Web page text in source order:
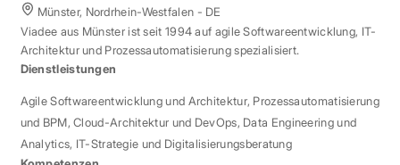
Münster, Nordrhein-Westfalen - DE
Viadee aus Münster ist seit 1994 auf agile Softwareentwicklung, IT-
Architektur und Prozessautomatisierung spezialisiert.
Dienstleistungen
Agile Softwareentwicklung und Architektur, Prozessautomatisierung
und BPM,Cloud-Architektur und DevOps, Data Engineering und
Analytics, IT-Strategie und Digitalisierungsberatung